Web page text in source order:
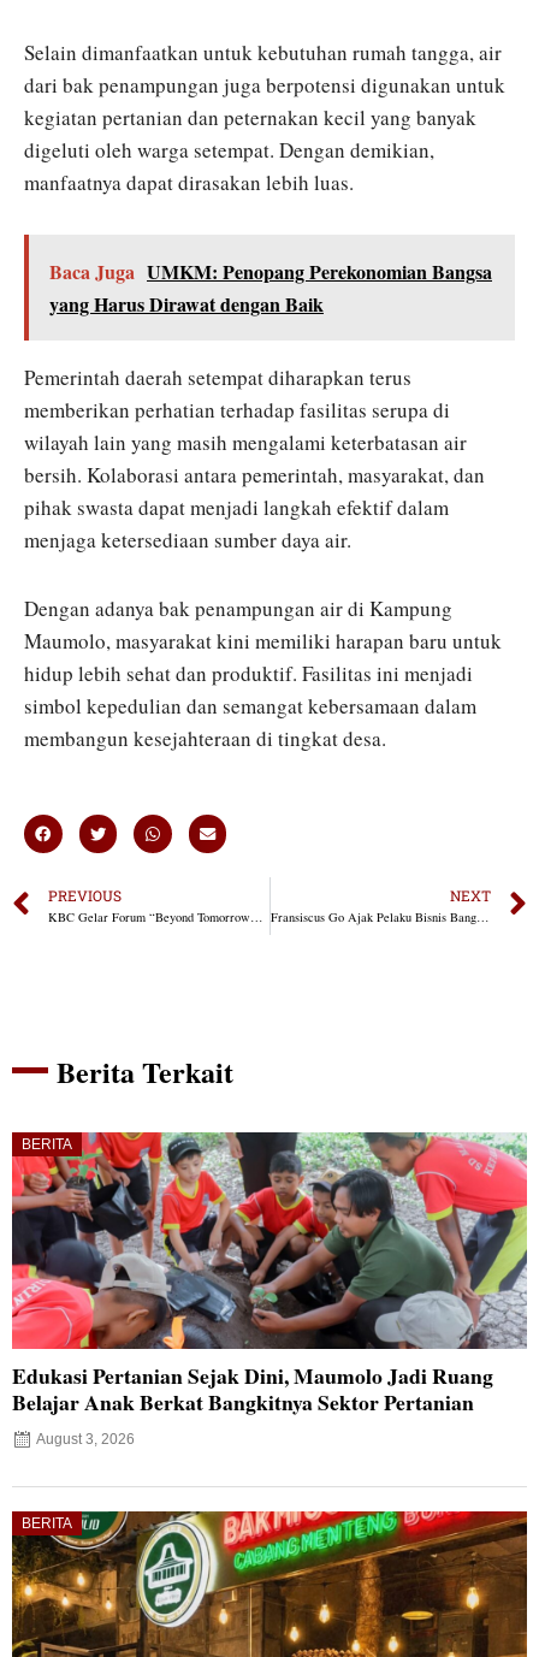
Selain dimanfaatkan untuk kebutuhan rumah tangga, air
dari bak penampungan juga berpotensi digunakan untuk
kegiatan pertanian dan peternakan kecil yang banyak
digeluti oleh warga setempat. Dengan demikian,
manfaatnya dapat dirasakan lebih luas.
Baca Juga UMKM: Penopang Perekonomian Bangsa
yang Harus Dirawat dengan Baik
Pemerintah daerah setempat diharapkan terus
memberikan perhatian terhadap fasilitas serupa di
wilayah lain yang masih mengalami keterbatasan air
bersih. Kolaborasi antara pemerintah, masyarakat, dan
pihak swasta dapat menjadi langkah efektif dalam
menjaga ketersediaan sumber daya air.
Dengan adanya bak penampungan air di Kampung
Maumolo, masyarakat kini memiliki harapan baru untuk
hidup lebih sehat dan produktif. Fasilitas ini menjadi
simbol kepedulian dan semangat kebersamaan dalam
membangun kesejahteraan di tingkat desa.
PREVIOUS
KBC Gelar Forum “Beyond Tomorrow” untuk Dorong Optimisme Ekonomi dan Kolaborasi Alumni UAJY
NEXT
Fransiscus Go Ajak Pelaku Bisnis Bangun Kolaborasi Hadapi Tantangan Ekonomi 2026
Berita Terkait
BERITA
Edukasi Pertanian Sejak Dini, Maumolo Jadi Ruang
Belajar Anak Berkat Bangkitnya Sektor Pertanian
August 3, 2026
BERITA